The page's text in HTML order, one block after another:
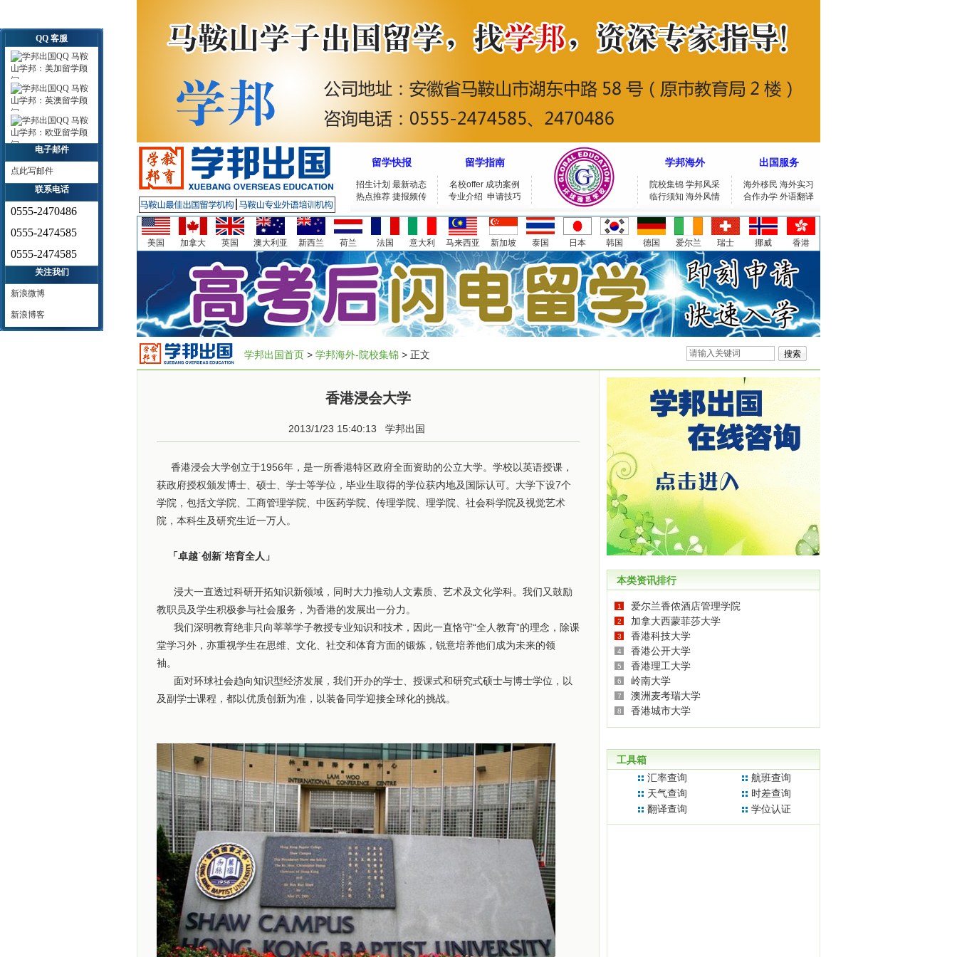
留学快报 留学指南 学邦海外 出国服务
招生计划 最新动态
热点推荐 捷报频传
名校offer 成功案例
专业介绍 申请技巧
院校集锦 学邦风采
临行须知 海外风情
海外移民 海外实习
合作办学 外语翻译
美国 加拿大 英国 澳大利亚 新西兰 荷兰 法国 意大利 马来西亚 新加坡 泰国 日本 韩国 德国 爱尔兰 瑞士 挪威 香港
学邦出国首页 > 学邦海外-院校集锦 > 正文
香港浸会大学
2013/1/23 15:40:13 学邦出国
香港浸会大学创立于1956年，是一所香港特区政府全面资助的公立大学。学校以英语授课，
获政府授权颁发博士、硕士、学士等学位，毕业生取得的学位获内地及国际认可。大学下设7个
学院，包括文学院、工商管理学院、中医药学院、传理学院、理学院、社会科学院及视觉艺术
院，本科生及研究生近一万人。
「卓越˙创新˙培育全人」
浸大一直透过科研开拓知识新领域，同时大力推动人文素质、艺术及文化学科。我们又鼓励
教职员及学生积极参与社会服务，为香港的发展出一分力。
我们深明教育绝非只向莘莘学子教授专业知识和技术，因此一直恪守“全人教育”的理念，除课
堂学习外，亦重视学生在思维、文化、社交和体育方面的锻炼，锐意培养他们成为未来的领
袖。
面对环球社会趋向知识型经济发展，我们开办的学士、授课式和研究式硕士与博士学位，以
及副学士课程，都以优质创新为准，以装备同学迎接全球化的挑战。
本类资讯排行
1 爱尔兰香侬酒店管理学院
2 加拿大西蒙菲莎大学
3 香港科技大学
4 香港公开大学
5 香港理工大学
6 岭南大学
7 澳洲麦考瑞大学
8 香港城市大学
工具箱
汇率查询
航班查询
天气查询
时差查询
翻译查询
学位认证
QQ 客服
马鞍
山学邦：美加留学顾
问
马鞍
山学邦：英澳留学顾
问
马鞍
山学邦：欧亚留学顾
问
电子邮件
点此写邮件
联系电话
0555-2470486
0555-2474585
0555-2474585
关注我们
新浪微博
新浪博客